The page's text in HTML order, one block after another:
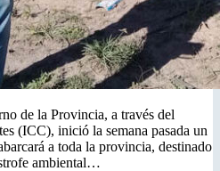
de la Provincia, a través del
(ICC), inició la semana pasada un
a toda la provincia, destinado
ambiental…